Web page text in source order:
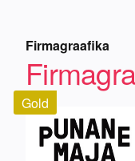
Firmagraafika
Gold